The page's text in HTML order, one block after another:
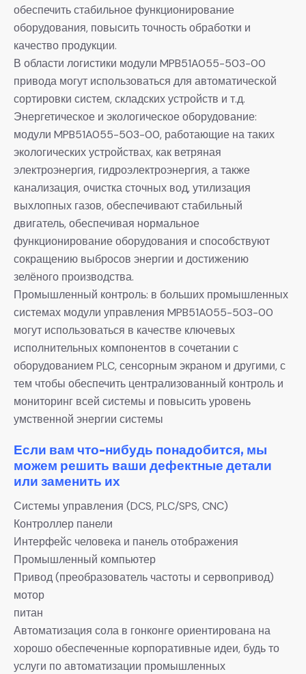
обеспечить стабильное функционирование
оборудования, повысить точность обработки и
качество продукции.
В области логистики модули MPB51A055-503-00
привода могут использоваться для автоматической
сортировки систем, складских устройств и т.д.
Энергетическое и экологическое оборудование:
модули MPB51A055-503-00, работающие на таких
экологических устройствах, как ветряная
электроэнергия, гидроэлектроэнергия, а также
канализация, очистка сточных вод, утилизация
выхлопных газов, обеспечивают стабильный
двигатель, обеспечивая нормальное
функционирование оборудования и способствуют
сокращению выбросов энергии и достижению
зелёного производства.
Промышленный контроль: в больших промышленных
системах модули управления MPB51A055-503-00
могут использоваться в качестве ключевых
исполнительных компонентов в сочетании с
оборудованием PLC, сенсорным экраном и другими, с
тем чтобы обеспечить централизованный контроль и
мониторинг всей системы и повысить уровень
умственной энергии системы
Если вам что-нибудь понадобится, мы
можем решить ваши дефектные детали
или заменить их
Системы управления (DCS, PLC/SPS, CNC)
Контроллер панели
Интерфейс человека и панель отображения
Промышленный компьютер
Привод (преобразователь частоты и сервопривод)
мотор
питан
Автоматизация сола в гонконге ориентирована на
хорошо обеспеченные корпоративные идеи, будь то
услуги по автоматизации промышленных